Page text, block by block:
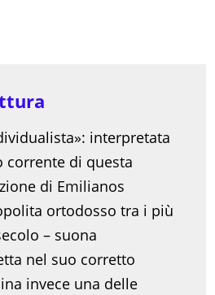
interpretata
corrente di questa
di Emilianos
ortodosso tra i più
– suona
nel suo corretto
invece una delle